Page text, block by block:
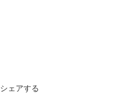
シェアする